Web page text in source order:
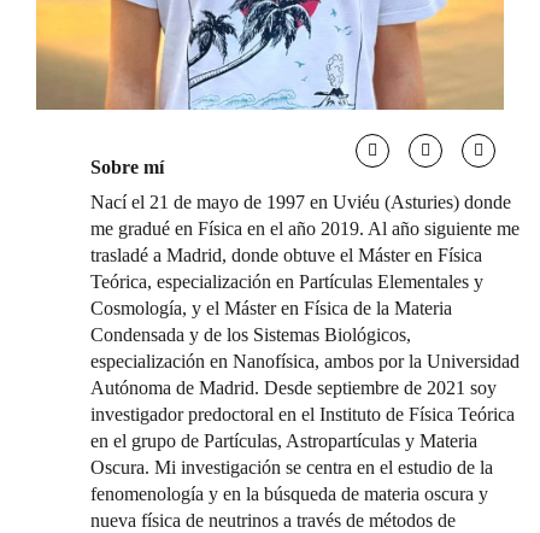
Sobre mí
Nací el 21 de mayo de 1997 en Uviéu (Asturies) donde
me gradué en Física en el año 2019. Al año siguiente me
trasladé a Madrid, donde obtuve el Máster en Física
Teórica, especialización en Partículas Elementales y
Cosmología, y el Máster en Física de la Materia
Condensada y de los Sistemas Biológicos,
especialización en Nanofísica, ambos por la Universidad
Autónoma de Madrid. Desde septiembre de 2021 soy
investigador predoctoral en el Instituto de Física Teórica
en el grupo de Partículas, Astropartículas y Materia
Oscura. Mi investigación se centra en el estudio de la
fenomenología y en la búsqueda de materia oscura y
nueva física de neutrinos a través de métodos de